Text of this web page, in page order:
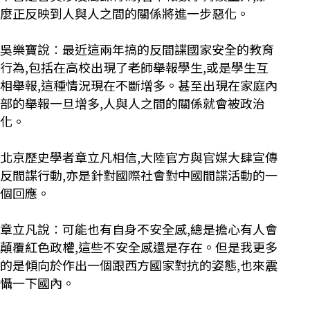
麼正反映到人與人之間的關係將進一步惡化。
吳樂寶說︰最近這兩年搞的反間諜國家安全的教育
行為,包括在高校出現了老師舉報學生,或是學生互
相舉報,這種情況現在不斷增多。甚至出現在家庭內
部的舉報一旦增多,人與人之間的關係就會被政治
化。
北京歷史學者章立凡相信,大陸官方與官媒大肆宣傳
反間諜行動,亦是針對國際社會對中國間諜活動的一
個回應。
章立凡說︰可能也有自身不安全感,總是擔心有人會
顛覆紅色政權,這些不安全感還是存在。但是我更多
的是傾向於作出一個跟西方國家對抗的姿態,也來震
懾一下國內。